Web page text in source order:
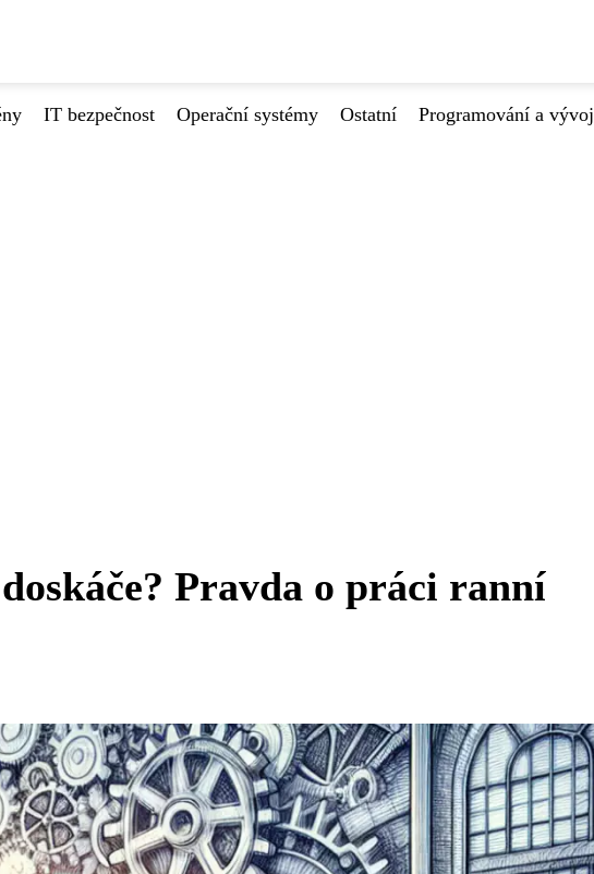
IT bezpečnost Operační systémy Ostatní Programování a vývoj
Pravda o práci ranní